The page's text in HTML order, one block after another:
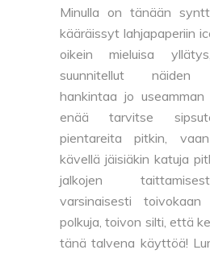
Minulla on tänään
kääräissyt lahjapaperiin
oikein mieluisa
suunnitellut näiden
hankintaa jo
enää tarvitse
pientareita pitkin,
kävellä jäisiäkin katuja
jalkojen
varsinaisesti
polkuja, toivon silti, että
tänä talvena käyttöä!